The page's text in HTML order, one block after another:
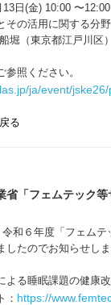
日(金) 10:00 〜
の活用に関する分野
堀（東京都江戸川区）
照ください。
ja/event/
る
省「フェムテック
和６年度「フェム
たのでお知らせしま
よる睡眠課題の健康
： https://